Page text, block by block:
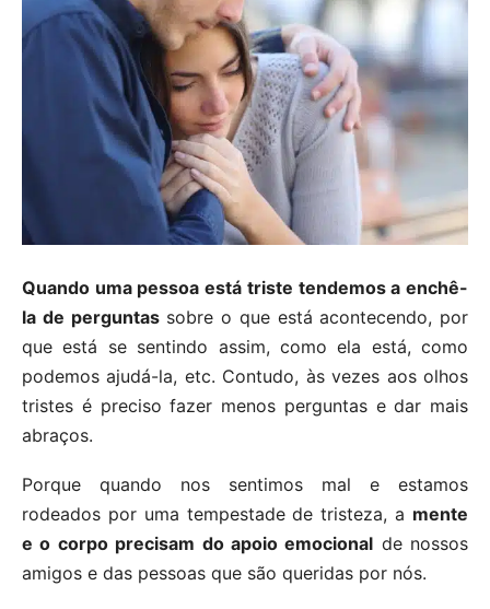
Quando uma pessoa está triste tendemos a enchê-
la de perguntassobre o que está acontecendo, por
que está se sentindo assim, como ela está, como
podemos ajudá-la, etc. Contudo, às vezes aos olhos
tristes é preciso fazer menos perguntas e dar mais
abraços.
Porque quando nos sentimos mal e estamos
rodeados por uma tempestade de tristeza, a mente
e o corpo precisam do apoio emocional de nossos
amigos e das pessoas que são queridas por nós.